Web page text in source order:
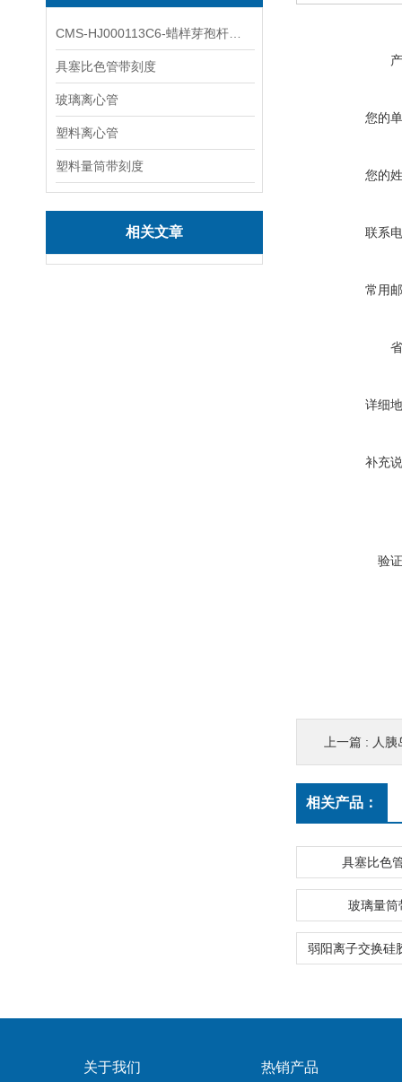
具塞比色管带刻度
玻璃离心管
塑料离心管
塑料量筒带刻度
相关文章
您的
您的
联系
常用
详细
补充
验
上一篇 : 人
相关产品：
具塞比色
玻璃量筒
关于我们 热销产品